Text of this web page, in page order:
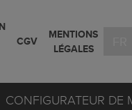
CGV
MENTIONS
LÉGALES
CONFIGURATEUR DE